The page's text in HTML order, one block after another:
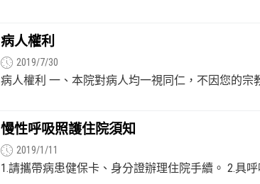
病人權利
2019/7/30
病人權利 一、本院對病人均一視同仁，不因您的
慢性呼吸照護住院須知
2019/1/11
1.請攜帶病患健保卡、身分證辦理住院手續。 2.具